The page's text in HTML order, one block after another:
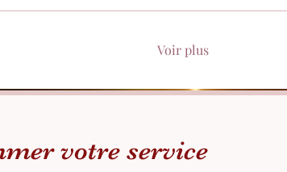
Voir plus
votre service